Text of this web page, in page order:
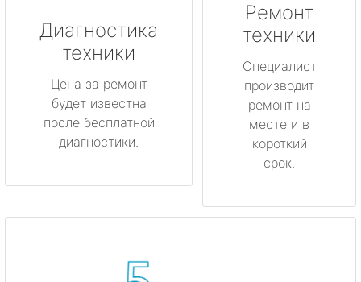
Диагностика
техники
Цена за ремонт
будет известна
после бесплатной
диагностики.
Ремонт
техники
Специалист
производит
ремонт на
месте и в
короткий
срок.